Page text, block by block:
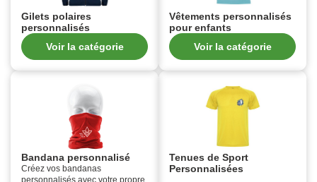
Gilets polaires
personnalisés
Voir la catégorie
Vêtements personnalisés
pour enfants
Voir la catégorie
Bandana personnalisé
Créez vos bandanas
personnalisés avec votre propre
Tenues de Sport
Personnalisées